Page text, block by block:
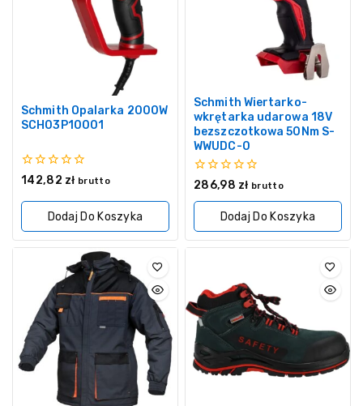
Schmith Opalarka 2000W
SCH03P10001
0
5
142,82 zł brutto
Dodaj Do Koszyka
Schmith Wiertarko-
wkrętarka udarowa 18V
bezszczotkowa 50Nm S-
WWUDC-0
0
5
286,98 zł brutto
Dodaj Do Koszyka